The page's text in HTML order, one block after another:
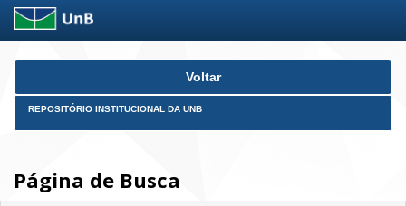
Skip
Voltar
REPOSITÓRIO INSTITUCIONAL DA UNB
Página de Busca